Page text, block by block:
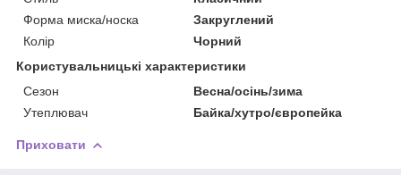
Форма миска/носка
Закруглений
Колір
Чорний
Користувальницькі характеристики
Сезон
Весна/осінь/зима
Утеплювач
Байка/хутро/європейка
Приховати